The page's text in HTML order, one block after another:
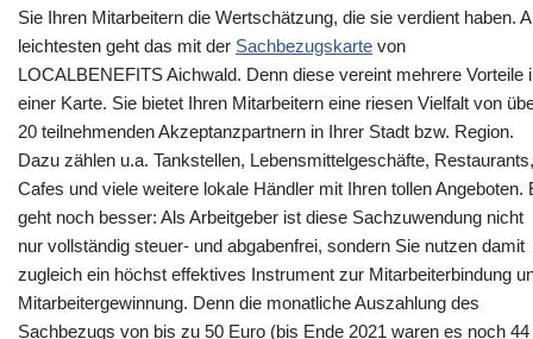
Sie Ihren Mitarbeitern die Wertschätzung, die sie verdient haben.
leichtesten geht das mit der Sachbezugskarte von
LOCALBENEFITS Aichwald. Denn diese vereint mehrere Vorteile
einer Karte. Sie bietet Ihren Mitarbeitern eine riesen Vielfalt von
20 teilnehmenden Akzeptanzpartnern in Ihrer Stadt bzw. Region.
Dazu zählen u.a. Tankstellen, Lebensmittelgeschäfte, Restaurants,
Cafes und viele weitere lokale Händler mit Ihren tollen Angeboten.
geht noch besser: Als Arbeitgeber ist diese Sachzuwendung nicht
nur vollständig steuer- und abgabenfrei, sondern Sie nutzen damit
zugleich ein höchst effektives Instrument zur Mitarbeiterbindung
Mitarbeitergewinnung. Denn die monatliche Auszahlung des
Sachbezugs von bis zu 50 Euro (bis Ende 2021 waren es noch 44